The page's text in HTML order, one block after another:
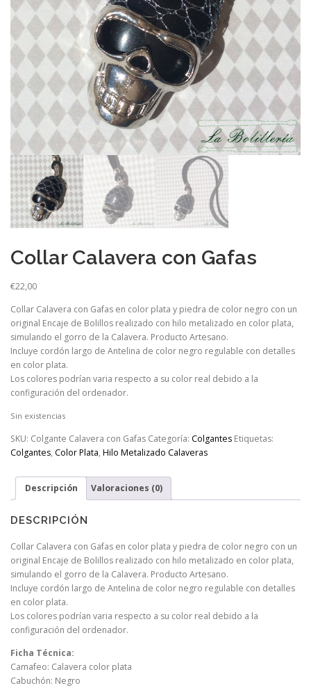
Collar Calavera con Gafas
€22,00
Collar Calavera con Gafas en color plata y piedra de color negro con un
original Encaje de Bolillos realizado con hilo metalizado en color plata,
simulando el gorro de la Calavera. Producto Artesano.
Incluye cordón largo de Antelina de color negro regulable con detalles
en color plata.
Los colores podrían varia respecto a su color real debido a la
configuración del ordenador.
Sin existencias
SKU: Colgante Calavera con Gafas Categoría: Colgantes Etiquetas:
Colgantes, Color Plata, Hilo Metalizado Calaveras
Descripción Valoraciones (0)
DESCRIPCIÓN
Collar Calavera con Gafas en color plata y piedra de color negro con un
original Encaje de Bolillos realizado con hilo metalizado en color plata,
simulando el gorro de la Calavera. Producto Artesano.
Incluye cordón largo de Antelina de color negro regulable con detalles
en color plata.
Los colores podrían varia respecto a su color real debido a la
configuración del ordenador.
Ficha Técnica:
Camafeo: Calavera color plata
Cabuchón: Negro